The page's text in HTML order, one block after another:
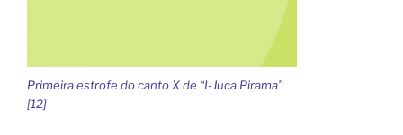
Primeira estrofe do canto X de “I-Juca Pirama”
[12]